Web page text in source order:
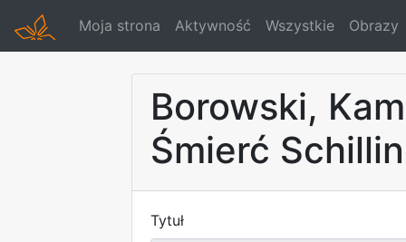
Moja strona Aktywność Wszystkie Obrazy
Borowski,
Śmierć
Tytuł